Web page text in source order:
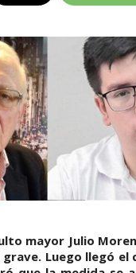
mayor Julio
Luego llegó el